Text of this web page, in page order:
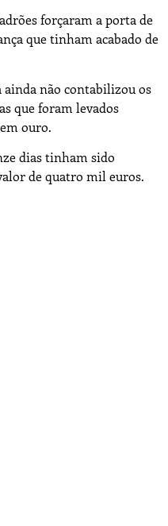
forçaram a porta de
que tinham acabado de
ainda não contabilizou os
que foram levados
ouro.
dias tinham sido
de quatro mil euros.